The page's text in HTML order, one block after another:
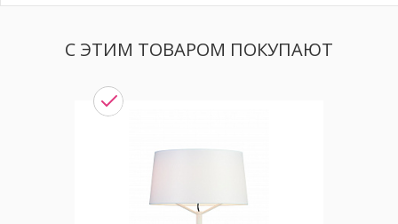
С ЭТИМ ТОВАРОМ ПОКУПАЮТ